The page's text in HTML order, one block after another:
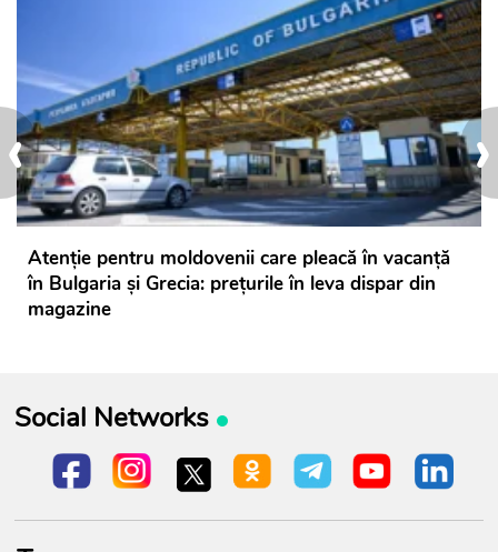
›
‹
Atenție pentru moldovenii care pleacă în vacanță
în Bulgaria și Grecia: prețurile în leva dispar din
magazine
Social Networks